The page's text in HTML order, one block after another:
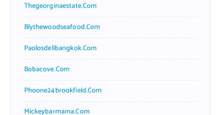
Thegeorginaestate.com
Blythewoodseafood.com
Paolosdelibangkok.com
Bobacove.com
Phoone24brookfield.com
Mickeybarmama.com